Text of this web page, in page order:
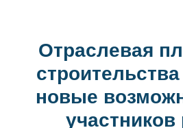
Отраслевая
новые